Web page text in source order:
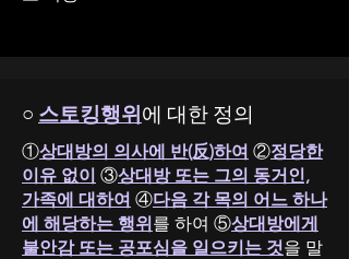
○ 스토킹행위 에 대한 정의
①상대방의 의사에 반(反)하여 ②정당한
이유 없이 ③상대방 또는 그의 동거인,
가족에 대하여 ④다음 각 목의 어느 하나
에 해당하는 행위를 하여 ⑤상대방에게
불안감 또는 공포심을 일으키는 것을 말